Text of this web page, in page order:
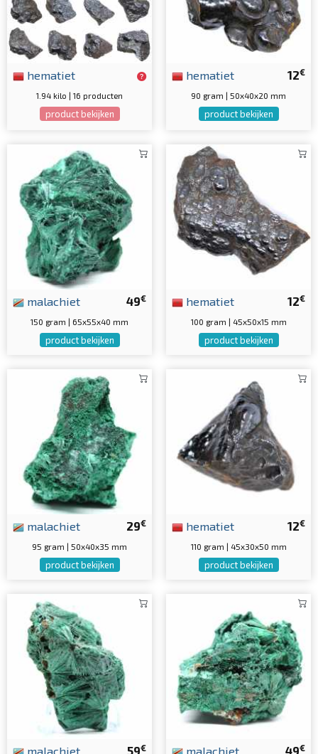
hematiet
1.94 kilo | 16 producten
product bekijken
12€
hematiet
90 gram | 50x40x20 mm
product bekijken
49€
malachiet
150 gram | 65x55x40 mm
product bekijken
12€
hematiet
100 gram | 45x50x15 mm
product bekijken
29€
malachiet
95 gram | 50x40x35 mm
product bekijken
12€
hematiet
110 gram | 45x30x50 mm
product bekijken
59€
malachiet 49€
malachiet